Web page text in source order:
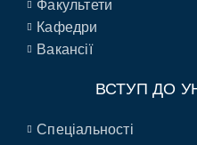
Факультети
Кафедри
Вакансії
ВСТУП ДО
Спеціальності